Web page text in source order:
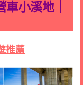
小溪地｜
推薦